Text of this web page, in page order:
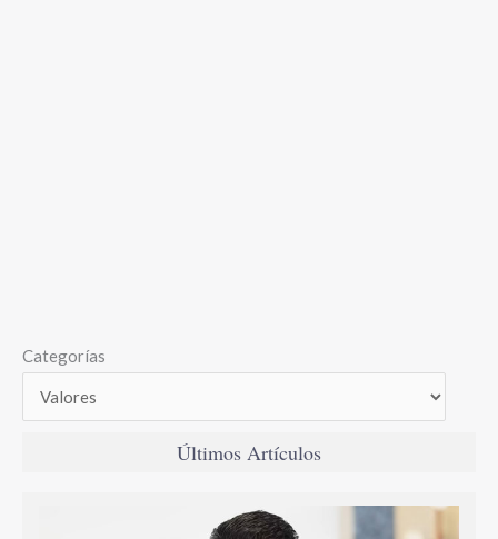
Categorías
Últimos Artículos